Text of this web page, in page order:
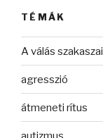
TÉMÁK
A válás szakaszai
agresszió
átmeneti rítus